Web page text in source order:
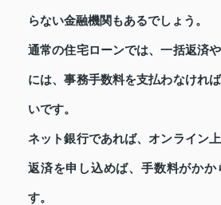
らない金融機関もあるでしょう。
通常の住宅ローンでは、一括返済
には、事務手数料を支払わなけれ
いです。
ネット銀行であれば、オンライン
返済を申し込めば、手数料がかか
す。